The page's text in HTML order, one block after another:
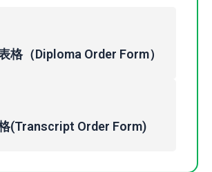
格（Diploma Order Form）
(Transcript Order Form)